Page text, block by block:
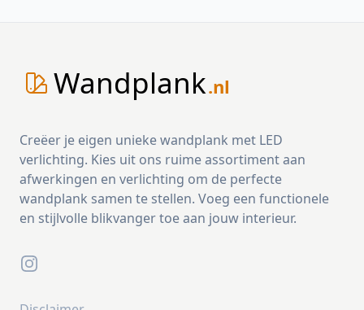
Wandplank.nl
Creëer je eigen unieke wandplank met LED
verlichting. Kies uit ons ruime assortiment aan
afwerkingen en verlichting om de perfecte
wandplank samen te stellen. Voeg een functionele
en stijlvolle blikvanger toe aan jouw interieur.
Instagram